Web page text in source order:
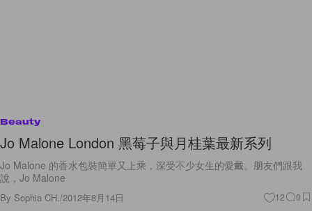
Beauty
Jo Malone London 黑莓子與月桂葉最新系列
Jo Malone 的香水包裝簡單又上乘，深受不少女生的愛戴。朋友們跟我
說，Jo Malone
By Sophia CH. /2012年8月14日 12 0